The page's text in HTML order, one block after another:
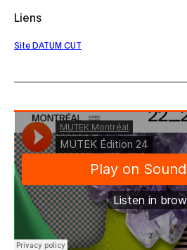
Liens
Site DATUM CUT